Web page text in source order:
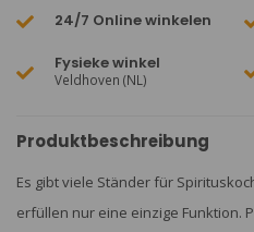
24/7 Online winkelen
Fysieke winkel
Veldhoven (NL)
Produktbeschreibung
Es gibt viele Ständer für
erfüllen nur eine einzige Funktion.